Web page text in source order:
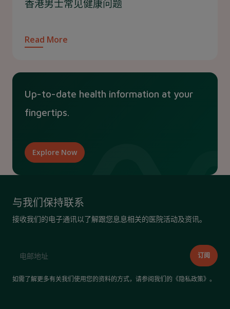
香港男士常见健康问题
Read More
Up-to-date health information at your
fingertips.
Explore Now
与我们保持联系
接收我们的电子通讯以了解跟您息息相关的医院活动及资讯。
如需了解更多有关我们使用您的资料的方式，请参阅我们的《隐私政策》。